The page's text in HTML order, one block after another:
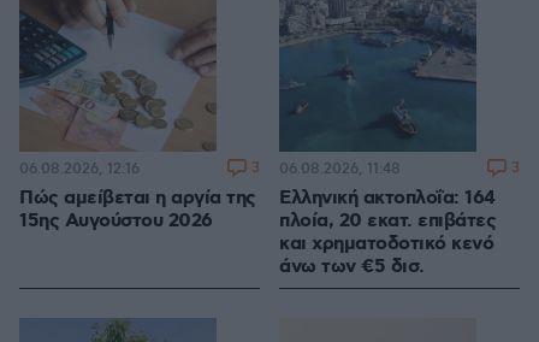
Πώς αμείβεται η αργία της
15ης Αυγούστου 2026
06.08.2026, 12:16 3
Ελληνική ακτοπλοΐα: 164
πλοία, 20 εκατ. επιβάτες
και χρηματοδοτικό κενό
άνω των €5 δισ.
06.08.2026, 11:48 3